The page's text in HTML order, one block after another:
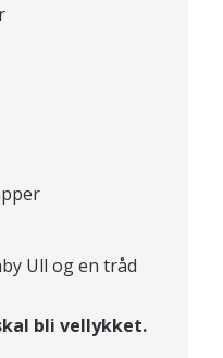
Ull og en tråd
bli vellykket.